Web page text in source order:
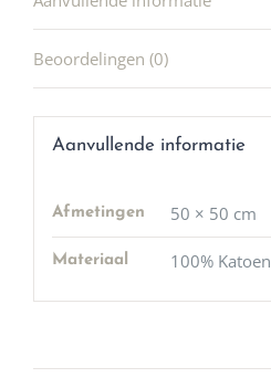
Beoordelingen (0)
Aanvullende informatie
Afmetingen 50 × 50 cm
Materiaal 100% Katoen